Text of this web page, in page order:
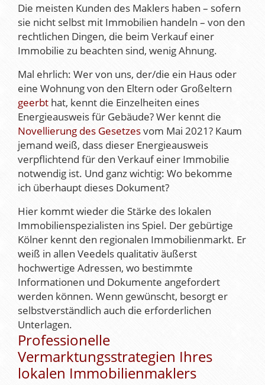
Die meisten Kunden des Maklers haben – sofern
sie nicht selbst mit Immobilien handeln – von den
rechtlichen Dingen, die beim Verkauf einer
Immobilie zu beachten sind, wenig Ahnung.
Mal ehrlich: Wer von uns, der/die ein Haus oder
eine Wohnung von den Eltern oder Großeltern
geerbt hat, kennt die Einzelheiten eines
Energieausweis für Gebäude? Wer kennt die
Novellierung des Gesetzesvom Mai 2021? Kaum
jemand weiß, dass dieser Energieausweis
verpflichtend für den Verkauf einer Immobilie
notwendig ist. Und ganz wichtig: Wo bekomme
ich überhaupt dieses Dokument?
Hier kommt wieder die Stärke des lokalen
Immobilienspezialisten ins Spiel. Der gebürtige
Kölner kennt den regionalen Immobilienmarkt. Er
weiß in allen Veedels qualitativ äußerst
hochwertige Adressen, wo bestimmte
Informationen und Dokumente angefordert
werden können. Wenn gewünscht, besorgt er
selbstverständlich auch die erforderlichen
Unterlagen.
Professionelle
Vermarktungsstrategien Ihres
lokalen Immobilienmaklers